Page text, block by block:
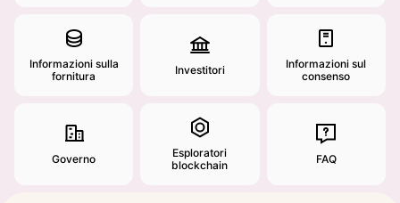
Informazioni sulla
fornitura
Investitori
Informazioni sul
consenso
Governo
Esploratori
blockchain
FAQ